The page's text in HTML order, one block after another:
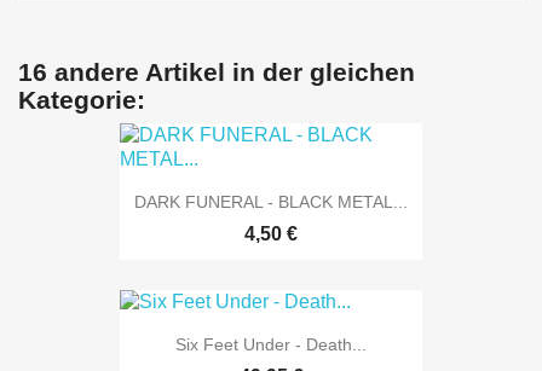
16 andere Artikel in der gleichen
Kategorie:
DARK FUNERAL - BLACK METAL...
4,50 €
Six Feet Under - Death...